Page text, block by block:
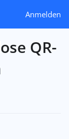
Anmelden
QR-